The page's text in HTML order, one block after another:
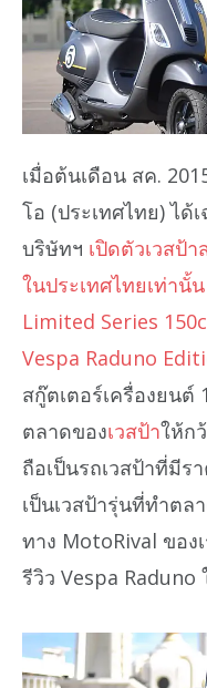
เมื่อต้นเดือน สค.
โอ (ประเทศไทย) ได้
บริษัทฯ เปิดตัวเวสป้
ในประเทศไทยเท่านั้
Limited Series
Vespa Raduno
สกู๊ตเตอร์เครื่องยนต์
ตลาดของเวสป้าให้ก
ถือเป็นรถเวสป้าที่มีร
เป็นเวสป้ารุ่นที่ทำตล
ทาง MotoRival ขอ
รีวิว Vespa